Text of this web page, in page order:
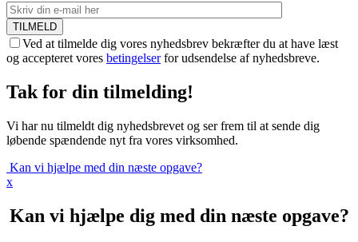
TILMELD
Ved at tilmelde dig vores nyhedsbrev bekræfter du at have læst
og accepteret vores betingelserfor udsendelse af nyhedsbreve.
Tak for din tilmelding!
Vi har nu tilmeldt dig nyhedsbrevet og ser frem til at sende dig
løbende spændende nyt fra vores virksomhed.
Kan vi hjælpe med din næste opgave?
x
Kan vi hjælpe dig med din næste opgave?